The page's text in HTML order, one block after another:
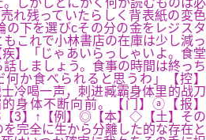
しかしとにかく何か読むものは必
れ残っていたらしく背表紙の変色
の下を選びcその分の金をレジスタ
これで小林書店の在庫は少し減っ
】「じゃあいらっしゃいよ。食堂
しましょう。食事の時間は終っち
か食べられると思うわ」【控】
喝一声，刺进臧霸身体里的战刀
身体不断向前。【门】ⓐ【报】
3】↑【例】◎【本】◇【土】その
完全に生から分離した的な存在と